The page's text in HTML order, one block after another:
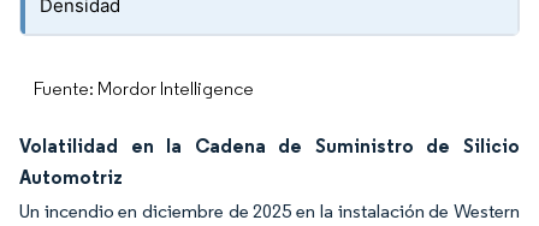
Densidad
Fuente: Mordor Intelligence
Volatilidad en la Cadena de Suministro de Silicio
Automotriz
Un incendio en diciembre de 2025 en la instalación de Western